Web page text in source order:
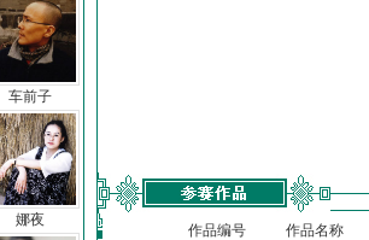
车前子
娜夜
作品编号 作品名称